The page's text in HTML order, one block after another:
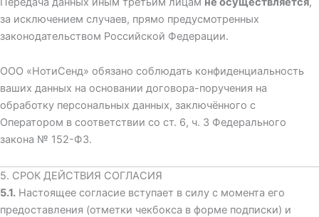
за исключением случаев, прямо предусмотренных
законодательством Российской Федерации.
ООО «НотиСенд» обязано соблюдать конфиденциальность
ваших данных на основании договора-поручения на
обработку персональных данных, заключённого с
Оператором в соответствии со ст. 6, ч. 3 Федерального
закона № 152-ФЗ.
5. СРОК ДЕЙСТВИЯ СОГЛАСИЯ
5.1. Настоящее согласие вступает в силу с момента его
предоставления (отметки чекбокса в форме подписки) и